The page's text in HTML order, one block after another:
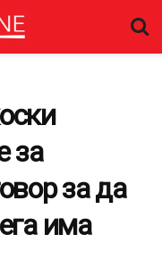
за
за да
има